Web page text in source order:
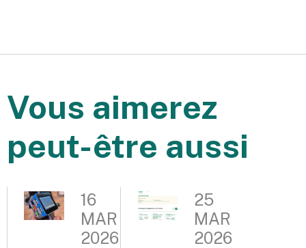
Vous aimerez
peut-être aussi
16
MAR
2026
25
MAR
2026